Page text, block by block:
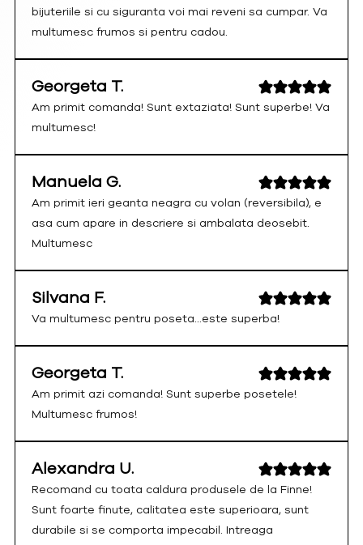
bijuteriile si cu siguranta voi mai reveni sa cumpar. Va
multumesc frumos si pentru cadou.
Georgeta T.
Am primit comanda! Sunt extaziata! Sunt superbe! Va
multumesc!
Manuela G.
Am primit ieri geanta neagra cu volan (reversibila), e
asa cum apare in descriere si ambalata deosebit.
Multumesc
Silvana F.
Va multumesc pentru poseta...este superba!
Georgeta T.
Am primit azi comanda! Sunt superbe posetele!
Multumesc frumos!
Alexandra U.
Recomand cu toata caldura produsele de la Finne!
Sunt foarte finute, calitatea este superioara, sunt
durabile si se comporta impecabil. Intreaga